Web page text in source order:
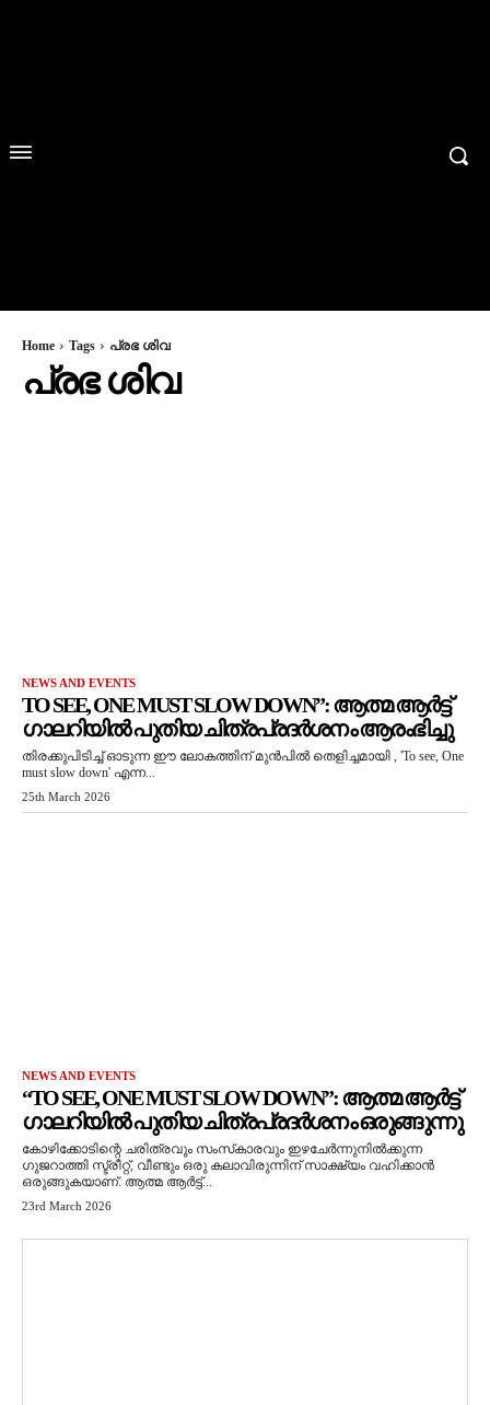
Home Tags പ്രഭ ശിവ
പ്രഭ ശിവ
NEWS AND EVENTS
TO SEE, ONE MUST SLOW DOWN”: ആത്മ ആർട്ട്
ഗാലറിയിൽ പുതിയ ചിത്രപ്രദർശനം ആരംഭിച്ചു
തിരക്കുപിടിച്ച് ഓടുന്ന ഈ ലോകത്തിന് മുൻപിൽ തെളിച്ചമായി , 'To see, One
must slow down' എന്ന...
25th March 2026
NEWS AND EVENTS
“TO SEE, ONE MUST SLOW DOWN”: ആത്മ ആർട്ട്
ഗാലറിയിൽ പുതിയ ചിത്രപ്രദർശനം ഒരുങ്ങുന്നു
കോഴിക്കോടിന്റെ ചരിത്രവും സംസ്‌കാരവും ഇഴചേർന്നുനിൽക്കുന്ന
ഗുജറാത്തി സ്ട്രീറ്റ്, വീണ്ടും ഒരു കലാവിരുന്നിന് സാക്ഷ്യം വഹിക്കാൻ
ഒരുങ്ങുകയാണ്. ആത്മ ആർട്ട്...
23rd March 2026